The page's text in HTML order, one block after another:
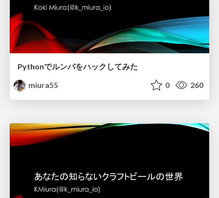
Pythonでルンバをハックしてみた
miura55
0 260